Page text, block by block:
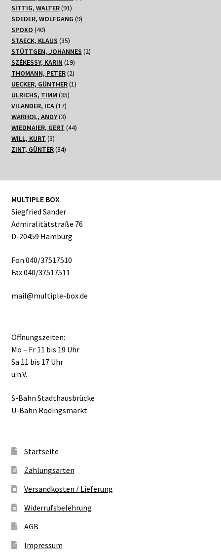
SITTIG, WALTER 9191
Produkte
SOEDER, WOLFGANG 99
SPOXO 4040
Produkte
STAECK, KLAUS 3535
Produkte
STÜTTGEN, JOHANNES 22
SZÉKESSY, KARIN 1919
Produkte
THOMANN, PETER 22
Produkte
UECKER, GÜNTHER 11
ULRICHS, TIMM 3535
VILANDER, ICA 1717
Produkte
WARHOL, ANDY 33
Produkte
WIEDMAIER, GERT 4444
WILL, KURT 33
Produkte
ZINT, GÜNTER 3434
MULTIPLE BOX
Siegfried Sander
Admiralitätstraße 76
D-20459 Hamburg
Fon 040/37517510
Fax 040/37517511
mail@multiple-box.de
Öffnungszeiten:
Mo – Fr 11 bis 19 Uhr
Sa 11 bis 17 Uhr
u.n.V.
S-Bahn Stadthausbrücke
U-Bahn Rödingsmarkt
Startseite
Zahlungsarten
Versandkosten / Lieferung
Widerrufsbelehrung
AGB
Impressum